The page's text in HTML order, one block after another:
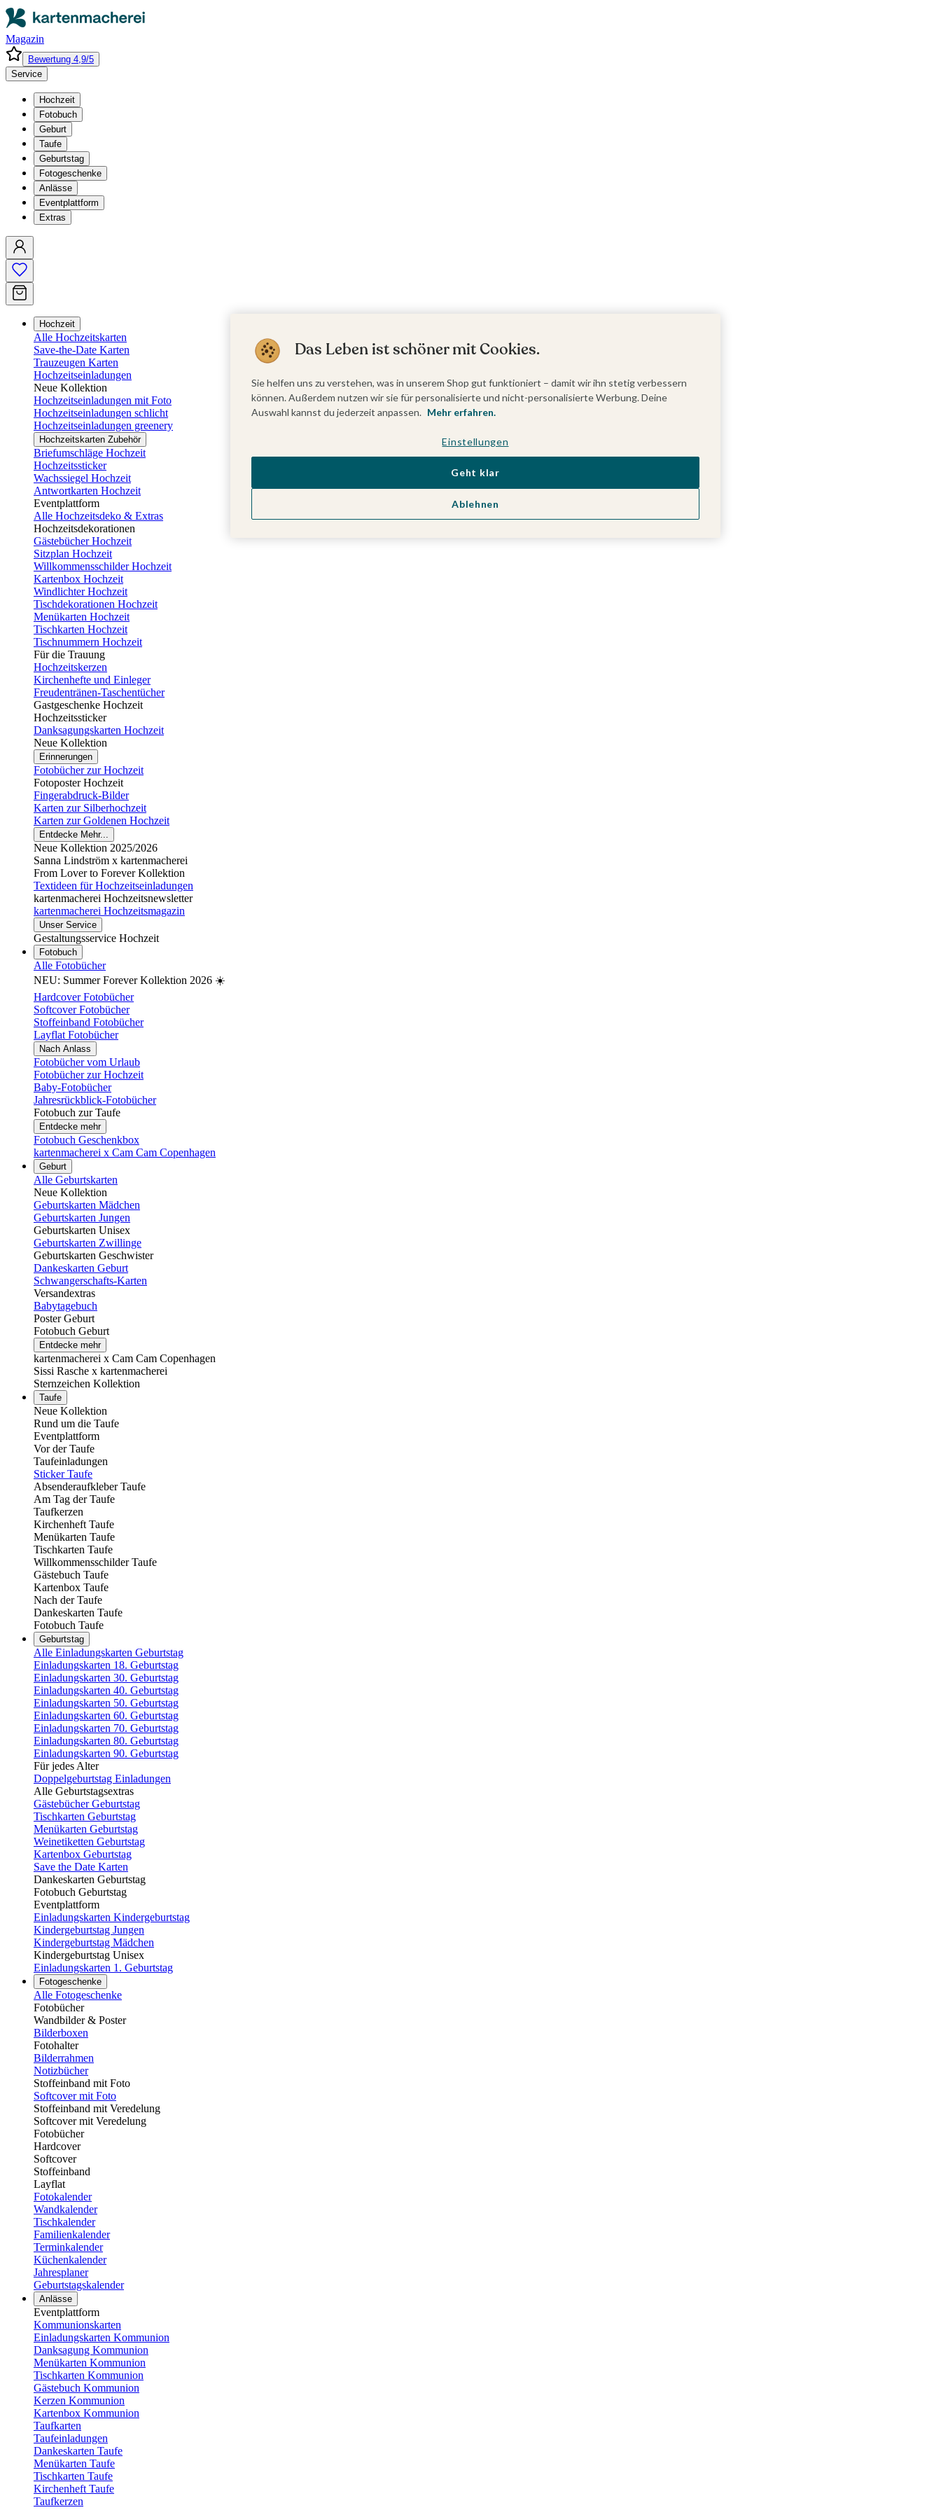
Magazin
Bewertung 4,9/5
Service
Hochzeit
Fotobuch
Geburt
Taufe
Geburtstag
Fotogeschenke
Anlässe
Eventplattform
Extras
Hochzeit
Alle Hochzeitskarten
Save-the-Date Karten
Trauzeugen Karten
Hochzeitseinladungen
Neue Kollektion
Hochzeitseinladungen mit Foto
Hochzeitseinladungen schlicht
Hochzeitseinladungen greenery
Hochzeitskarten Zubehör
Briefumschläge Hochzeit
Hochzeitssticker
Wachssiegel Hochzeit
Antwortkarten Hochzeit
Eventplattform
Alle Hochzeitsdeko & Extras
Hochzeitsdekorationen
Gästebücher Hochzeit
Sitzplan Hochzeit
Willkommensschilder Hochzeit
Kartenbox Hochzeit
Windlichter Hochzeit
Tischdekorationen Hochzeit
Menükarten Hochzeit
Tischkarten Hochzeit
Tischnummern Hochzeit
Für die Trauung
Hochzeitskerzen
Kirchenhefte und Einleger
Freudentränen-Taschentücher
Gastgeschenke Hochzeit
Hochzeitssticker
Danksagungskarten Hochzeit
Neue Kollektion
Erinnerungen
Fotobücher zur Hochzeit
Fotoposter Hochzeit
Fingerabdruck-Bilder
Karten zur Silberhochzeit
Karten zur Goldenen Hochzeit
Entdecke Mehr...
Neue Kollektion 2025/2026
Sanna Lindström x kartenmacherei
From Lover to Forever Kollektion
Textideen für Hochzeitseinladungen
kartenmacherei Hochzeitsnewsletter
kartenmacherei Hochzeitsmagazin
Unser Service
Gestaltungsservice Hochzeit
Fotobuch
Alle Fotobücher
NEU: Summer Forever Kollektion 2026 ☀️
Hardcover Fotobücher
Softcover Fotobücher
Stoffeinband Fotobücher
Layflat Fotobücher
Nach Anlass
Fotobücher vom Urlaub
Fotobücher zur Hochzeit
Baby-Fotobücher
Jahresrückblick-Fotobücher
Fotobuch zur Taufe
Entdecke mehr
Fotobuch Geschenkbox
kartenmacherei x Cam Cam Copenhagen
Geburt
Alle Geburtskarten
Neue Kollektion
Geburtskarten Mädchen
Geburtskarten Jungen
Geburtskarten Unisex
Geburtskarten Zwillinge
Geburtskarten Geschwister
Dankeskarten Geburt
Schwangerschafts-Karten
Versandextras
Babytagebuch
Poster Geburt
Fotobuch Geburt
Entdecke mehr
kartenmacherei x Cam Cam Copenhagen
Sissi Rasche x kartenmacherei
Sternzeichen Kollektion
Taufe
Neue Kollektion
Rund um die Taufe
Eventplattform
Vor der Taufe
Taufeinladungen
Sticker Taufe
Absenderaufkleber Taufe
Am Tag der Taufe
Taufkerzen
Kirchenheft Taufe
Menükarten Taufe
Tischkarten Taufe
Willkommensschilder Taufe
Gästebuch Taufe
Kartenbox Taufe
Nach der Taufe
Dankeskarten Taufe
Fotobuch Taufe
Geburtstag
Alle Einladungskarten Geburtstag
Einladungskarten 18. Geburtstag
Einladungskarten 30. Geburtstag
Einladungskarten 40. Geburtstag
Einladungskarten 50. Geburtstag
Einladungskarten 60. Geburtstag
Einladungskarten 70. Geburtstag
Einladungskarten 80. Geburtstag
Einladungskarten 90. Geburtstag
Für jedes Alter
Doppelgeburtstag Einladungen
Alle Geburtstagsextras
Gästebücher Geburtstag
Tischkarten Geburtstag
Menükarten Geburtstag
Weinetiketten Geburtstag
Kartenbox Geburtstag
Save the Date Karten
Dankeskarten Geburtstag
Fotobuch Geburtstag
Eventplattform
Einladungskarten Kindergeburtstag
Kindergeburtstag Jungen
Kindergeburtstag Mädchen
Kindergeburtstag Unisex
Einladungskarten 1. Geburtstag
Fotogeschenke
Alle Fotogeschenke
Fotobücher
Wandbilder & Poster
Bilderboxen
Fotohalter
Bilderrahmen
Notizbücher
Stoffeinband mit Foto
Softcover mit Foto
Stoffeinband mit Veredelung
Softcover mit Veredelung
Fotobücher
Hardcover
Softcover
Stoffeinband
Layflat
Fotokalender
Wandkalender
Tischkalender
Familienkalender
Terminkalender
Küchenkalender
Jahresplaner
Geburtstagskalender
Anlässe
Eventplattform
Kommunionskarten
Einladungskarten Kommunion
Danksagung Kommunion
Menükarten Kommunion
Tischkarten Kommunion
Gästebuch Kommunion
Kerzen Kommunion
Kartenbox Kommunion
Taufkarten
Taufeinladungen
Dankeskarten Taufe
Menükarten Taufe
Tischkarten Taufe
Kirchenheft Taufe
Taufkerzen
Das Leben ist schöner mit Cookies.
Sie helfen uns zu verstehen, was in unserem Shop gut funktioniert – damit wir ihn stetig verbessern
können. Außerdem nutzen wir sie für personalisierte und nicht-personalisierte Werbung. Deine
Auswahl kannst du jederzeit anpassen. Mehr erfahren.
Einstellungen
Ablehnen
Geht klar